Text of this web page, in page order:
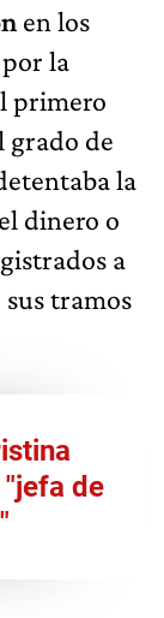
en los
la
primero
grado de
la
dinero o
a
sus tramos
de